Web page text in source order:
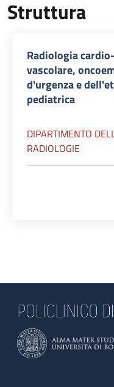
Struttura
Radiologia
vascolare,
d'urgenza e
pediatrica
DIPARTIMENTO
RADIOLOGIE